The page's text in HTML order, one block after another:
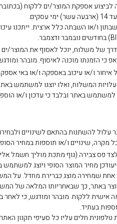
ו/או השבתה כלל ארצית. ייתכנו
עלויות המשלוח, ואלו יוצגו למשתמש
למשתמש באתר ובלבד כי עדכון ו/או
עלול להשתנות בהתאם לשינויים
מקרה, שינויים ו/או תוספות במחיר
לצד פס צבירה (גוף מתכת מוליך
אחת שמחירה מוצג כברירת מחדל. על
באתר, כך שבאחריותו המלאה של
אישית ללקוח. מובהר ומודגש, כי
בעתיד.
חלים עליו כל סעיפי תקנון